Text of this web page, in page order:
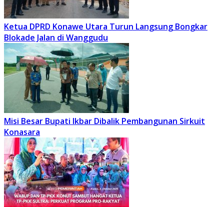
Ketua DPRD Konawe Utara Turun Langsung Bongkar
Blokade Jalan di Wanggudu
Misi Besar Bupati Ikbar Dibalik Pembangunan Sirkuit
Konasara